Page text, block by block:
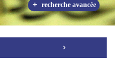
recherche avancée